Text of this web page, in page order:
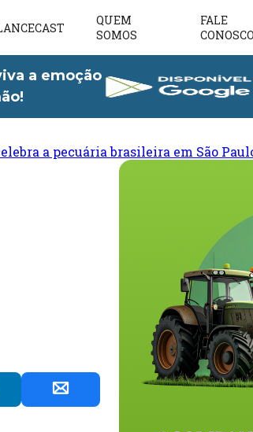
QUEM
SOMOS
FALE
CONOSCO
a emoção
a pecuária brasileira em São